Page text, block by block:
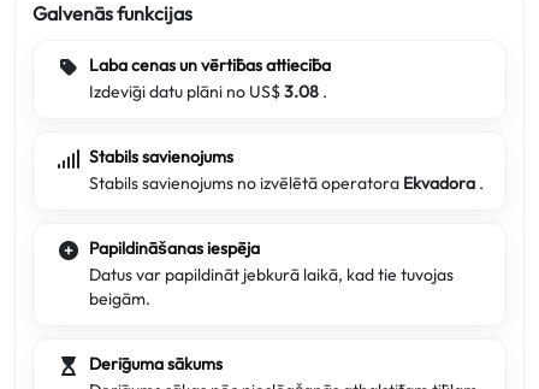
Galvenās funkcijas
Laba cenas un vērtības attiecība
Izdevīgi datu plāni no US$3.08 .
Stabils savienojums
Stabils savienojums no izvēlētā operatora Ekvadora .
Papildināšanas iespēja
Datus var papildināt jebkurā laikā, kad tie tuvojas
beigām.
Derīguma sākums